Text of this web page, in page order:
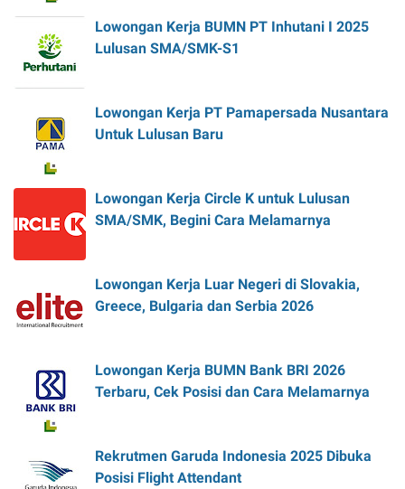
Lowongan Kerja BUMN PT Inhutani I 2025
Lulusan SMA/SMK-S1
Lowongan Kerja PT Pamapersada Nusantara
Untuk Lulusan Baru
Lowongan Kerja Circle K untuk Lulusan
SMA/SMK, Begini Cara Melamarnya
Lowongan Kerja Luar Negeri di Slovakia,
Greece, Bulgaria dan Serbia 2026
Lowongan Kerja BUMN Bank BRI 2026
Terbaru, Cek Posisi dan Cara Melamarnya
Rekrutmen Garuda Indonesia 2025 Dibuka
Posisi Flight Attendant